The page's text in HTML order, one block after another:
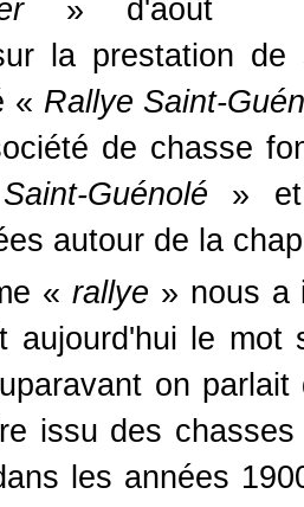
» d'août
la prestation de
« Rallye Saint-
de chasse
Guénolé » et
autour de la
« rallye » nous a
aujourd'hui le mot
on
issu des
les années